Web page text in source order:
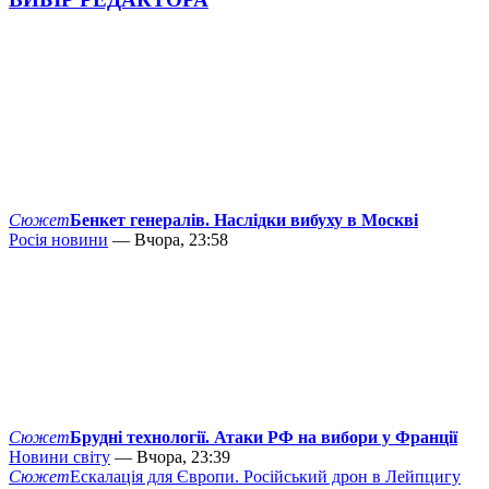
СюжетБенкет генералів. Наслідки вибуху в Москві
Росія новини — Вчора, 23:58
СюжетБрудні технології. Атаки РФ на вибори у Франції
Новини світу — Вчора, 23:39
СюжетЕскалація для Європи. Російський дрон в Лейпцигу